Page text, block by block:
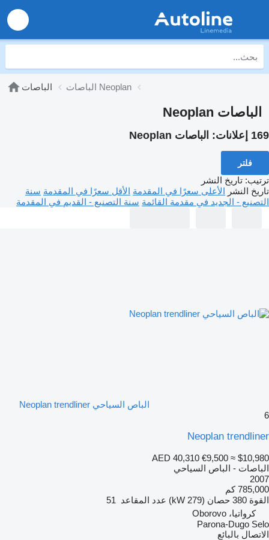
الباصات الباصات Neoplan
الباصات Neoplan
169 إعلانات: الباصات Neoplan
فلتر
ترتيب: تاريخ النشر
تاريخ النشر الأعلى سعرًا في المقدمة الأقل سعرًا في المقدمة سنة
التصنيع - الجديد في مقدمة القائمة سنة التصنيع - القديم في المقدمة
الباص السياحي Neoplan trendliner
6
Neoplan trendliner
AED 40,310 €9,500 ≈ $10,980
الباصات - الباص السياحي
2007
785,000 كم
القوة 380 حصان (279 kW) عدد المقاعد 51
كرواتيا، Oborovo
Parona-Dugo Selo
الاتصال بالبائع